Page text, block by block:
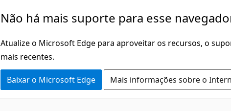
Não há mais suporte para esse
Atualize o Microsoft Edge para aproveitar os recursos, o
mais recentes.
Baixar o Microsoft Edge Mais informações sobre o